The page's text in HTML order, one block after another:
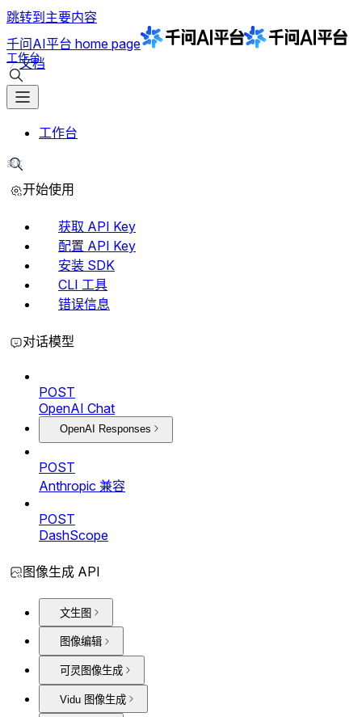
跳转到主要内容
千问AI平台 home page
文档
工作台
工作台
⌘K
开始使用
获取 API Key
配置 API Key
安装 SDK
CLI 工具
错误信息
对话模型
POST
OpenAI Chat
OpenAI Responses
POST
Anthropic 兼容
POST
DashScope
图像生成 API
文生图
图像编辑
可灵图像生成
Vidu 图像生成